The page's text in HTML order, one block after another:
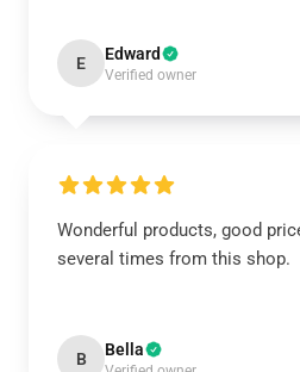
E Edward
Verified owner
Wonderful products, good
several times from this shop.
B Bella